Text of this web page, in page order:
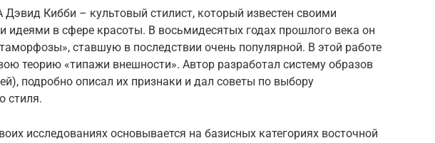
Кибби – культовый стилист, который известен своими
идеями в сфере красоты. В восьмидесятых годах прошлого века он
ставшую в последствии очень популярной. В этой работе
теорию «типажи внешности». Автор разработал систему образов
подробно описал их признаки и дал советы по выбору
стиля.
исследованиях основывается на базисных категориях восточной